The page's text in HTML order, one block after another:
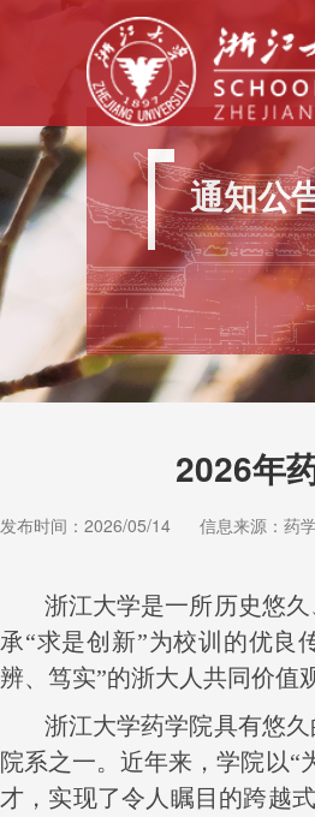
通知公
2026年
发布时间：2026/05/14 信息来源：药
浙江大学是一所历史悠
承“求是创新”为校训的优良
辨、笃实”的浙大人共同价值
浙江大学药学院具有悠
院系之一。近年来，学院以“
才，实现了令人瞩目的跨越